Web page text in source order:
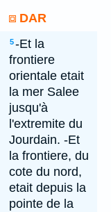
DAR
5-Et la
frontiere
orientale etait
la mer Salee
jusqu'à
l'extremite du
Jourdain. -Et
la frontiere, du
cote du nord,
etait depuis la
pointe de la